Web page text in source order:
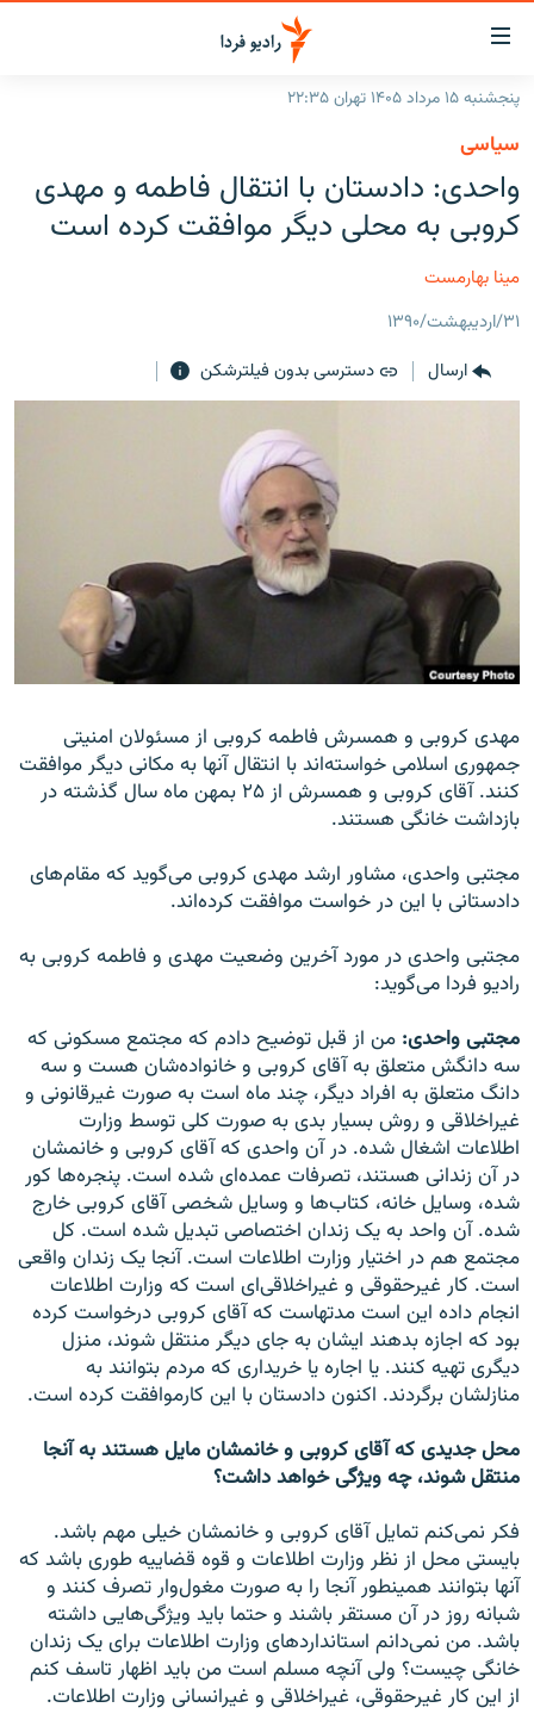
لینک‌های
قابلیت
دسترسی
بازگشت
منوی
اصلی
به
صفحه
ایران
جهان
فرکانس‌ها
پادکست
چندرسانه‌ای
گزارش‌های تصویری
زنان فردا
زبان‌های دیگر
پنجشنبه ۱۵ مرداد ۱۴۰۵ تهران ۲۲:۳۵
سیاسی
واحدی: دادستان با انتقال فاطمه و مهدی
کروبی به محلی دیگر موافقت کرده است
مینا بهارمست
۳۱/اردیبهشت/۱۳۹۰
ارسال
دسترسی بدون فیلترشکن
مهدی کروبی و همسرش فاطمه کروبی از مسئولان امنیتی
جمهوری اسلامی خواسته‌اند با انتقال آنها به مکانی دیگر موافقت
کنند. آقای کروبی و همسرش از ۲۵ بمهن ماه سال گذشته در
بازداشت خانگی هستند.
مجتبی واحدی، مشاور ارشد مهدی کروبی می‌گوید که مقام‌های
دادستانی با این در خواست موافقت کرده‌اند.
مجتبی واحدی در مورد آخرین وضعیت مهدی و فاطمه کروبی به
رادیو فردا می‌گوید:
مجتبی واحدی: من از قبل توضیح دادم که مجتمع مسکونی که
سه دانگش متعلق به آقای کروبی و خانواده‌شان هست و سه
دانگ متعلق به افراد دیگر، چند ماه است به صورت غیرقانونی و
غیراخلاقی و روش بسیار بدی به صورت کلی توسط وزارت
اطلاعات اشغال شده. در آن واحدی که آقای کروبی و خانمشان
در آن زندانی هستند، تصرفات عمده‌ای شده است. پنجره‌ها کور
شده، وسایل خانه، کتاب‌ها و وسایل شخصی آقای کروبی خارج
شده. آن واحد به یک زندان اختصاصی تبدیل شده است. کل
مجتمع هم در اختیار وزارت اطلاعات است. آنجا یک زندان واقعی
است. کار غیرحقوقی و غیراخلاقی‌ای است که وزارت اطلاعات
انجام داده این است مدتهاست که آقای کروبی درخواست کرده
بود که اجازه بدهند ایشان به جای دیگر منتقل شوند، منزل
دیگری تهیه کنند. یا اجاره یا خریداری که مردم بتوانند به
منازلشان برگردند. اکنون دادستان با این کارموافقت کرده است.
محل جدیدی که آقای کروبی و خانمشان مایل هستند به آنجا
منتقل شوند، چه ویژگی خواهد داشت؟
فکر نمی‌کنم تمایل آقای کروبی و خانمشان خیلی مهم باشد.
بایستی محل از نظر وزارت اطلاعات و قوه قضاییه طوری باشد که
آنها بتوانند همینطور آنجا را به صورت مغول‌وار تصرف کنند و
شبانه روز در آن مستقر باشند و حتما باید ویژگی‌هایی داشته
باشد. من نمی‌دانم استانداردهای وزارت اطلاعات برای یک زندان
خانگی چیست؟ ولی آنچه مسلم است من باید اظهار تاسف کنم
از این کار غیرحقوقی، غیراخلاقی و غیرانسانی وزارت اطلاعات.